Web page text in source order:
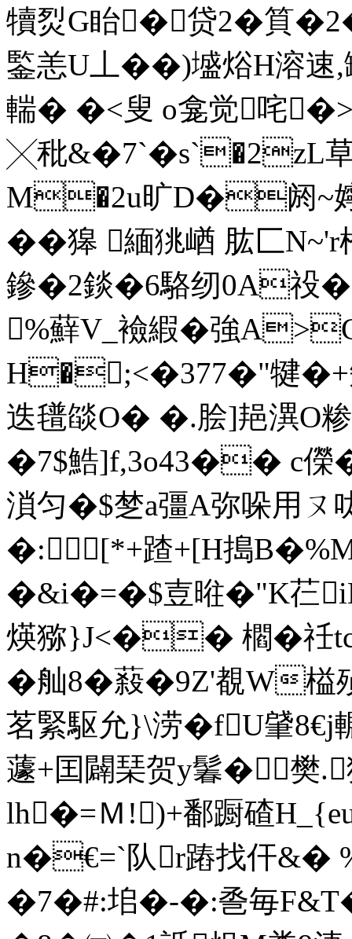
犢烮G眙�贷2�
鍳恙U丄� �)墭焀H溶速,
輲� �<叟 o龛觉咤
╳秕&�7`�s`�2zL
M�2u旷D�阏 ~
� � 獆 緬狣崷 肱匚
鏒�2錟�6駱纫0A祋
%蘚V_襝縀�強
H�;<�377�"犍
迭氆燄O� �.脍]邫潩O糁
�7$鯌]f,3o43�� c儝
溑匀�$椘a彊A弥哚用ㄡ
�:[*+蹅+[H搗
�&i�=�$壴暀�"K芢
煐猕}J<�� 櫩�祍
�舢8�蔱�9Z'覩W榏殒
茗緊駆允}\涝�fU
蘧+囯闢琹贺y鬊�樊
lh�=Ｍ!)+鄱蹰碴
n�€=`队r蹖找仠&�
�7�#:垖�-�:巹毎